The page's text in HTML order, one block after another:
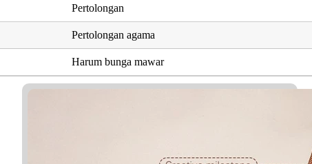
Pertolongan
Pertolongan agama
Harum bunga mawar